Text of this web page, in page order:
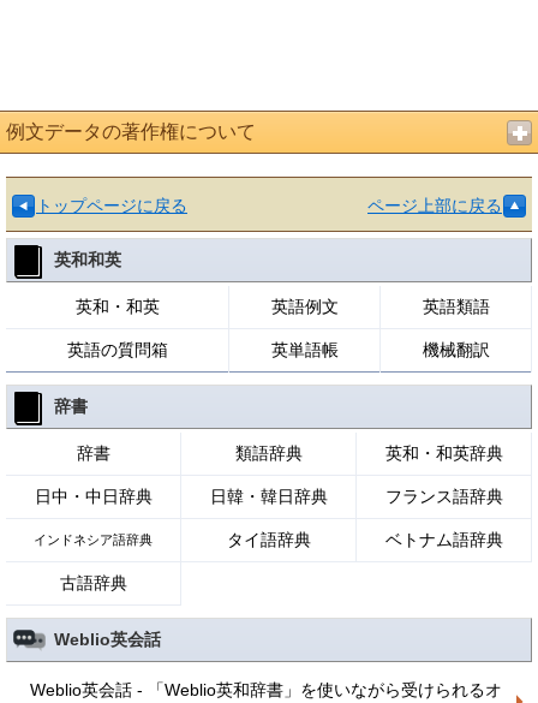
例文データの著作権について
トップページに戻る ページ上部に戻る
英和和英
英和・和英 英語例文 英語類語
英語の質問箱 英単語帳 機械翻訳
辞書
辞書 類語辞典 英和・和英辞典
日中・中日辞典 日韓・韓日辞典 フランス語辞典
インドネシア語辞典 タイ語辞典 ベトナム語辞典
古語辞典
Weblio英会話
Weblio英会話 - 「Weblio英和辞書」を使いながら受けられるオ